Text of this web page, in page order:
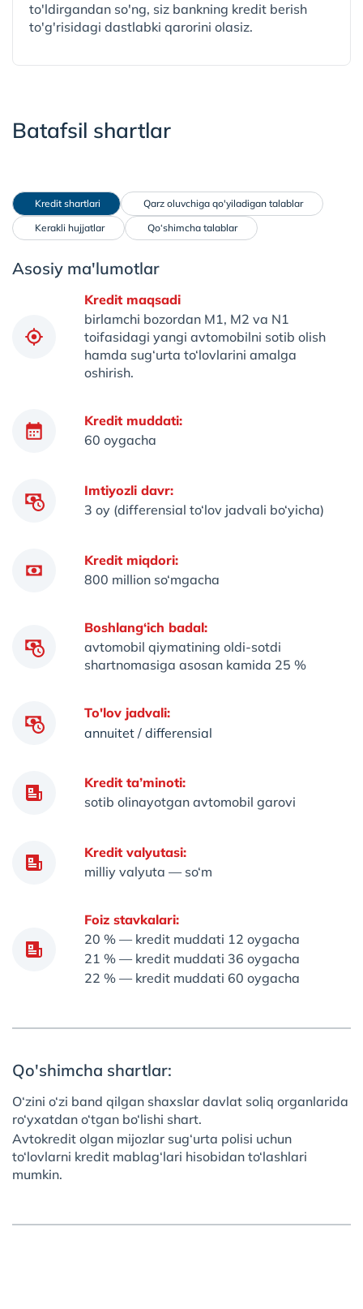
to'ldirgandan so'ng, siz bankning kredit berish
to'g'risidagi dastlabki qarorini olasiz.
Batafsil shartlar
Kredit shartlari
Qarz oluvchiga qo'yiladigan talablar
Kerakli hujjatlar
Qo‘shimcha talablar
Asosiy ma'lumotlar
Kredit maqsadi
birlamchi bozordan M1, M2 va N1
toifasidagi yangi avtomobilni sotib olish
hamda sug‘urta to‘lovlarini amalga
oshirish.
Kredit muddati:
60 oygacha
Imtiyozli davr:
3 oy (differensial to‘lov jadvali bo‘yicha)
Kredit miqdori:
800 million so‘mgacha
Boshlang‘ich badal:
avtomobil qiymatining oldi-sotdi
shartnomasiga asosan kamida 25 %
To'lov jadvali:
annuitet / differensial
Kredit ta’minoti:
sotib olinayotgan avtomobil garovi
Kredit valyutasi:
milliy valyuta — so‘m
Foiz stavkalari:
20 % — kredit muddati 12 oygacha
21 % — kredit muddati 36 oygacha
22 % — kredit muddati 60 oygacha
Qo'shimcha shartlar:
O‘zini o‘zi band qilgan shaxslar davlat soliq organlarida
ro‘yxatdan o‘tgan bo‘lishi shart.
Avtokredit olgan mijozlar sug‘urta polisi uchun
to‘lovlarni kredit mablag‘lari hisobidan to‘lashlari
mumkin.